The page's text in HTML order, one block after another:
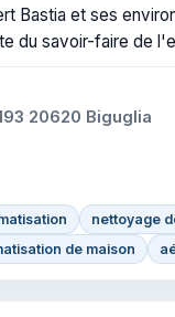
Bastia et ses
du savoir-faire de
20620 Biguglia
nettoyage
de maison